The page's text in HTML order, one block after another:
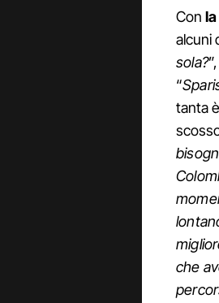
Con
alcuni
sola?
“
tanta
che